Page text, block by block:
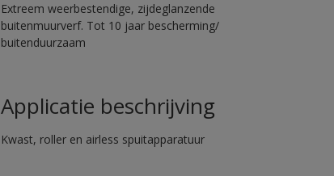
Extreem weerbestendige, zijdeglanzende
buitenmuurverf. Tot 10 jaar bescherming/
buitenduurzaam
Applicatie beschrijving
Kwast, roller en airless spuitapparatuur